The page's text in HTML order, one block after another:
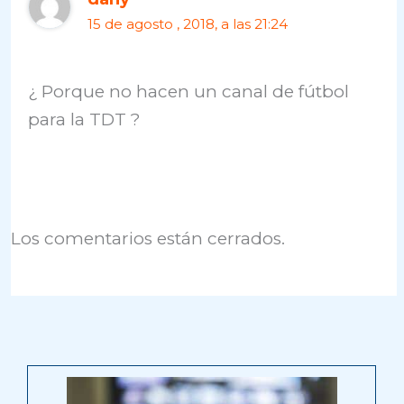
15 de agosto , 2018, a las 21:24
¿ Porque no hacen un canal de fútbol
para la TDT ?
Los comentarios están cerrados.